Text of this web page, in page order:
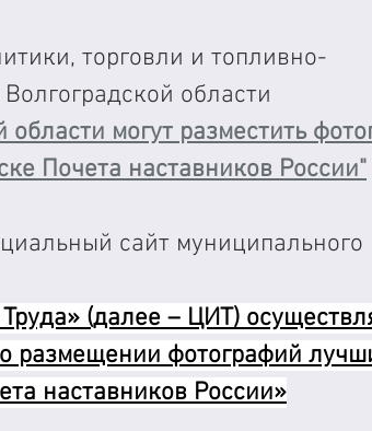
торговли и топливно-
области
могут разместить
Почета наставников России"
сайт муниципального
(далее – ЦИТ)
размещении фотографий
наставников России»